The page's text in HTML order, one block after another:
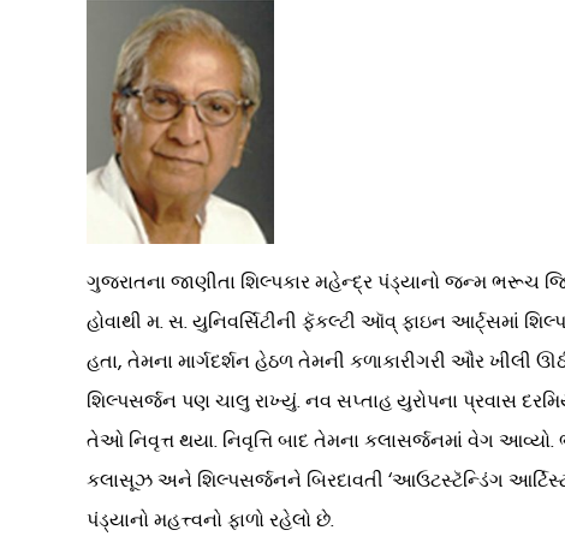
ગુજરાતના જાણીતા શિલ્પકાર મહેન્દ્ર પંડ્યાનો જન્મ ભરૂચ
હોવાથી મ. સ. યુનિવર્સિટીની ફૅકલ્ટી ઑવ્ ફાઇન આર્ટ્સમાં
હતા, તેમના માર્ગદર્શન હેઠળ તેમની કળાકારીગરી ઔર ખીલી
શિલ્પસર્જન પણ ચાલુ રાખ્યું. નવ સપ્તાહ યુરોપના પ્રવાસ
તેઓ નિવૃત્ત થયા. નિવૃત્તિ બાદ તેમના કલાસર્જનમાં વેગ
કલાસૂઝ અને શિલ્પસર્જનને બિરદાવતી ‘આઉટસ્ટૅન્ડિંગ
પંડ્યાનો મહત્ત્વનો ફાળો રહેલો છે.